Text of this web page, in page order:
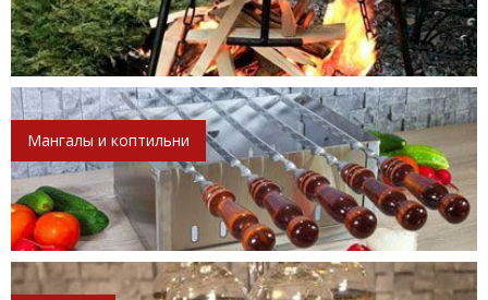
Мангалы и коптильни